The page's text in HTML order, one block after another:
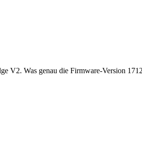
V2. Was genau die Firmware-Version